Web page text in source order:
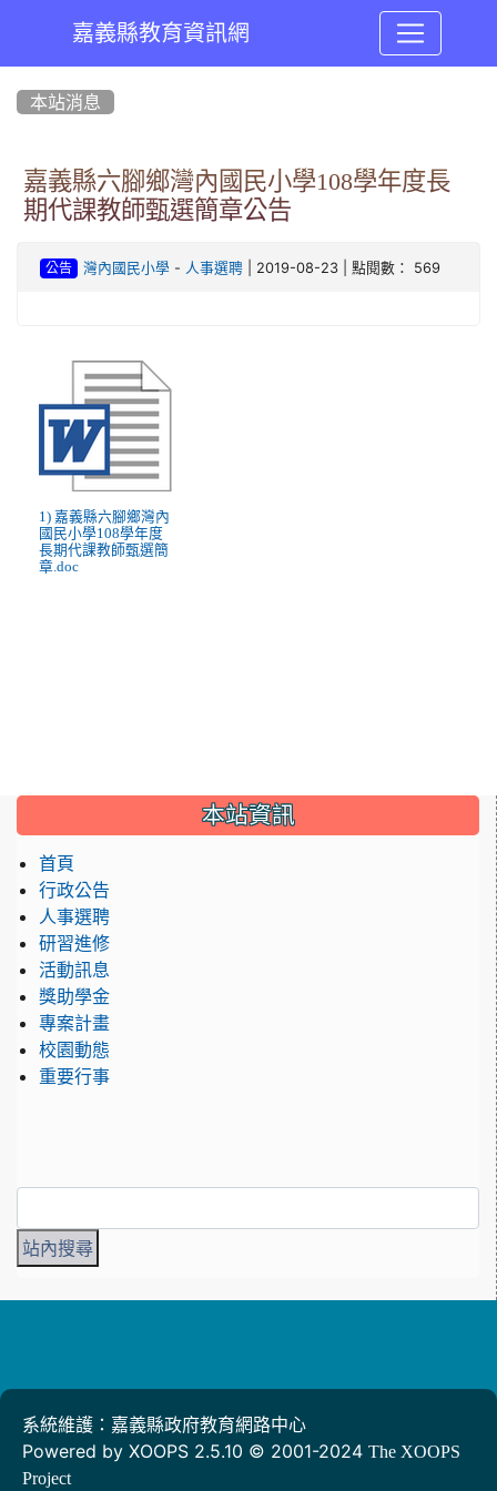
嘉義縣教育資訊網
本站消息
嘉義縣六腳鄉灣內國民小學108學年度長
期代課教師甄選簡章公告
公告 灣內國民小學- 人事選聘| 2019-08-23 | 點閱數： 569
1) 嘉義縣六腳鄉灣內
國民小學108學年度
長期代課教師甄選簡
章.doc
::: 本站資訊
首頁
行政公告
人事選聘
研習進修
活動訊息
獎助學金
專案計畫
校園動態
重要行事
系統維護：嘉義縣政府教育網路中心
Powered by XOOPS 2.5.10 © 2001-2024 The XOOPS
Project